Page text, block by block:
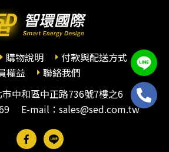
購物說明
付款與配送方式
權益
聯絡我們
中和區中正路736號7樓之6
E-mail：sales@sed.com.tw